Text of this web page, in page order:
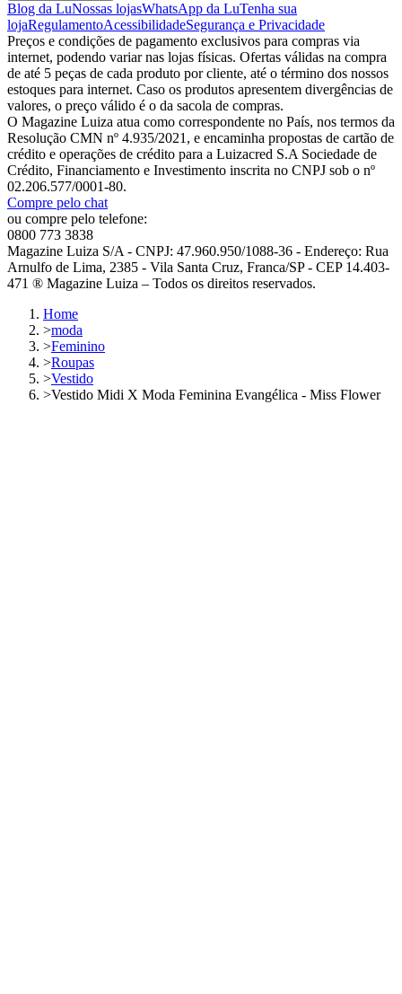
Blog da LuNossas lojasWhatsApp da LuTenha sua
lojaRegulamentoAcessibilidadeSegurança e Privacidade
Preços e condições de pagamento exclusivos para compras via
internet, podendo variar nas lojas físicas. Ofertas válidas na compra
de até 5 peças de cada produto por cliente, até o término dos nossos
estoques para internet. Caso os produtos apresentem divergências de
valores, o preço válido é o da sacola de compras.
O Magazine Luiza atua como correspondente no País, nos termos da
Resolução CMN nº 4.935/2021, e encaminha propostas de cartão de
crédito e operações de crédito para a Luizacred S.A Sociedade de
Crédito, Financiamento e Investimento inscrita no CNPJ sob o nº
02.206.577/0001-80.
Compre pelo chat
ou compre pelo telefone:
0800 773 3838
Magazine Luiza S/A - CNPJ: 47.960.950/1088-36 - Endereço: Rua
Arnulfo de Lima, 2385 - Vila Santa Cruz, Franca/SP - CEP 14.403-
471 ® Magazine Luiza – Todos os direitos reservados.
Home
>moda
>Feminino
>Roupas
>Vestido
>Vestido Midi X Moda Feminina Evangélica - Miss Flower